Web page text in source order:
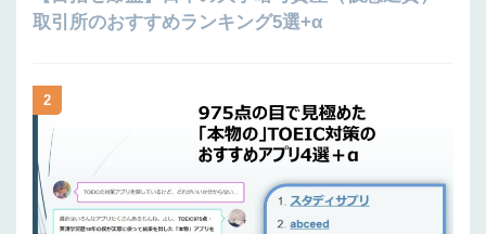
取引所のおすすめランキング5選+α
2